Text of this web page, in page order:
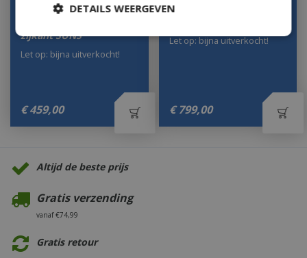
Maranza Rolgordijn 330
zijkant SUNS
€ 459,00
Let op: bijna uitverkocht!
Maranza Shutter 360 cm
€ 799,00
Let op: bijna uitverkocht!
Altijd de beste prijs
Gratis verzending
vanaf €74,99
Gratis retour
DETAILS WEERGEVEN